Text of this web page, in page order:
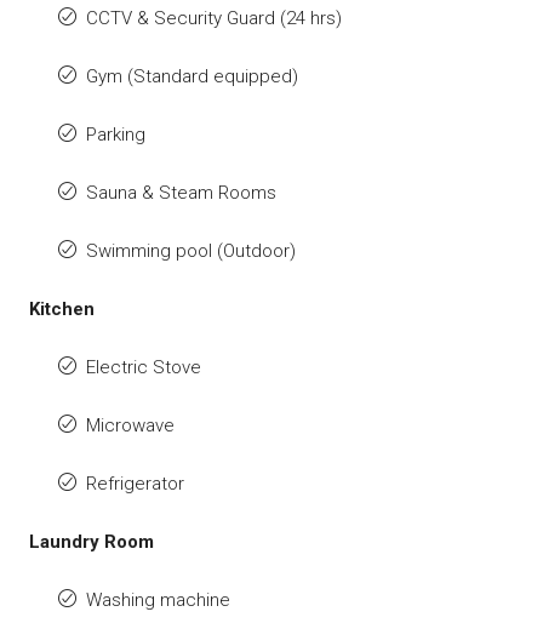
CCTV & Security Guard (24 hrs)
Gym (Standard equipped)
Parking
Sauna & Steam Rooms
Swimming pool (Outdoor)
Kitchen
Electric Stove
Microwave
Refrigerator
Laundry Room
Washing machine